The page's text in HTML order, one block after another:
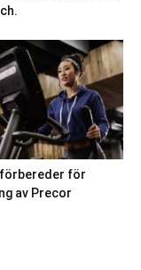
för
av Precor